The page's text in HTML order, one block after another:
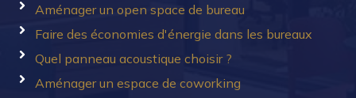
Aménager un open space de bureau
Faire des économies d'énergie dans les bureaux
Quel panneau acoustique choisir ?
Aménager un espace de coworking